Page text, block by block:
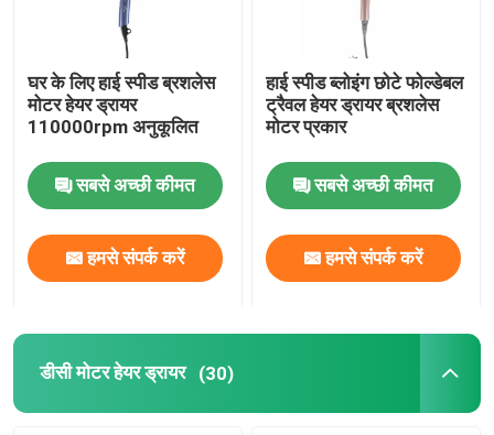
घर के लिए हाई स्पीड ब्रशलेस
मोटर हेयर ड्रायर
110000rpm अनुकूलित
सबसे अच्छी कीमत
हमसे संपर्क करें
हाई स्पीड ब्लोइंग छोटे फोल्डेबल
ट्रैवल हेयर ड्रायर ब्रशलेस
मोटर प्रकार
सबसे अच्छी कीमत
हमसे संपर्क करें
डीसी मोटर हेयर ड्रायर (30)